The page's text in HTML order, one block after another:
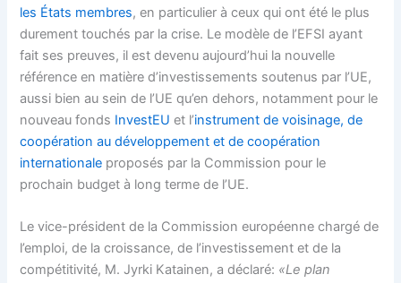
les États membres, en particulier à ceux qui ont été le plus
durement touchés par la crise. Le modèle de l’EFSI ayant
fait ses preuves, il est devenu aujourd’hui la nouvelle
référence en matière d’investissements soutenus par l’UE,
aussi bien au sein de l’UE qu’en dehors, notamment pour le
nouveau fonds InvestEU et l’instrument de voisinage, de
coopération au développement et de coopération
internationale proposés par la Commission pour le
prochain budget à long terme de l’UE.
Le vice-président de la Commission européenne chargé de
l’emploi, de la croissance, de l’investissement et de la
compétitivité, M. Jyrki Katainen, a déclaré: «Le plan